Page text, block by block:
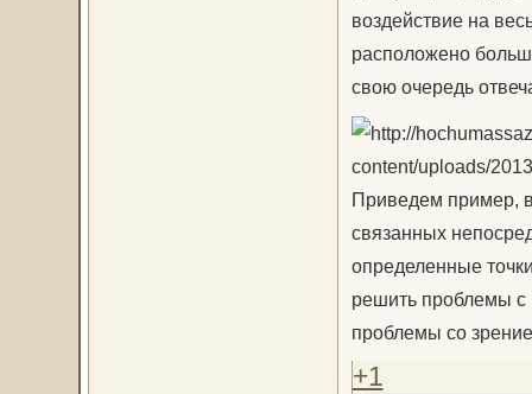
воздействие на
расположено
свою очередь
Приведем пример, в
связанных
определенные
решить проблемы с
проблемы со
+1